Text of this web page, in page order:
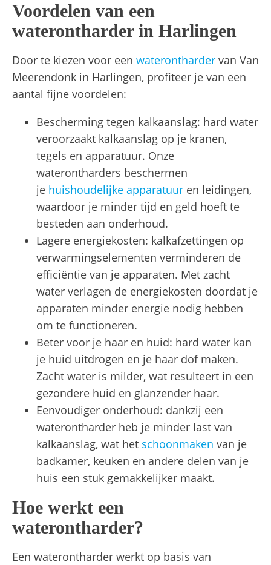
Voordelen van een
waterontharder in Harlingen
Door te kiezen voor een waterontharder van Van
Meerendonk in Harlingen, profiteer je van een
aantal fijne voordelen:
Bescherming tegen kalkaanslag: hard water
veroorzaakt kalkaanslag op je kranen,
tegels en apparatuur. Onze
waterontharders beschermen
je huishoudelijke apparatuur en leidingen,
waardoor je minder tijd en geld hoeft te
besteden aan onderhoud.
Lagere energiekosten: kalkafzettingen op
verwarmingselementen verminderen de
efficiëntie van je apparaten. Met zacht
water verlagen de energiekosten doordat je
apparaten minder energie nodig hebben
om te functioneren.
Beter voor je haar en huid: hard water kan
je huid uitdrogen en je haar dof maken.
Zacht water is milder, wat resulteert in een
gezondere huid en glanzender haar.
Eenvoudiger onderhoud: dankzij een
waterontharder heb je minder last van
kalkaanslag, wat het schoonmaken van je
badkamer, keuken en andere delen van je
huis een stuk gemakkelijker maakt.
Hoe werkt een
waterontharder?
Een waterontharder werkt op basis van